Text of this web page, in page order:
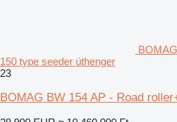
150 type seeder úthenger
23
BOMAG BW 154 AP - Road